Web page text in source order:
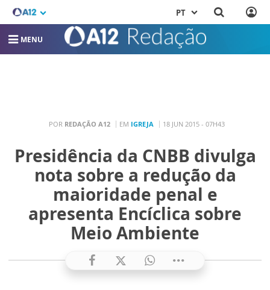
PT
MENU
POR REDAÇÃO A12 EM IGREJA 18 JUN 2015 - 07H43
Presidência da CNBB divulga
nota sobre a redução da
maioridade penal e
apresenta Encíclica sobre
Meio Ambiente